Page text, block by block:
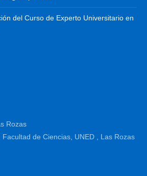
del Curso de Experto Universitario en
Rozas
de Ciencias, UNED , Las Rozas